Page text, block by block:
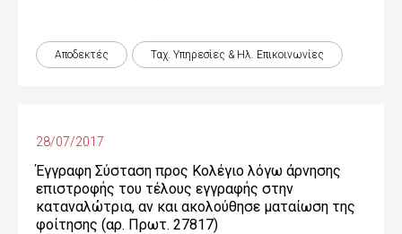
Αποδεκτές Ταχ. Υπηρεσίες & Ηλ. Επικοινωνίες
28/07/2017
Έγγραφη Σύσταση προς Κολέγιο λόγω άρνησης
επιστροφής του τέλους εγγραφής στην
καταναλώτρια, αν και ακολούθησε ματαίωση της
φοίτησης (αρ. Πρωτ. 27817)